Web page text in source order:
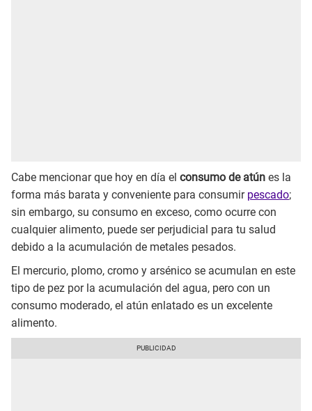
Cabe mencionar que hoy en día el consumo de atún es la
forma más barata y conveniente para consumir pescado;
sin embargo, su consumo en exceso, como ocurre con
cualquier alimento, puede ser perjudicial para tu salud
debido a la acumulación de metales pesados.
El mercurio, plomo, cromo y arsénico se acumulan en este
tipo de pez por la acumulación del agua, pero con un
consumo moderado, el atún enlatado es un excelente
alimento.